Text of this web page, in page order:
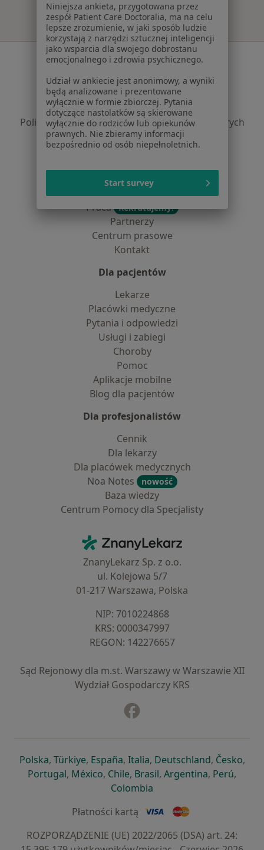
Serwis
Regulamin
Polityka prywatności pacjentów
Polityka prywatności profesjonalistów
Polityka prywatności dla profesjonalistów, których
dane pozyskaliśmy samodzielnie
Polityka cookies
Dostępność
O nas
Praca Rekrutujemy!
Partnerzy
Centrum prasowe
Kontakt
Dla pacjentów
Lekarze
Placówki medyczne
Pytania i odpowiedzi
Usługi i zabiegi
Choroby
Pomoc
Aplikacje mobilne
Blog dla pacjentów
Dla profesjonalistów
Cennik
Dla lekarzy
Dla placówek medycznych
Noa Notes
nowość
Baza wiedzy
Centrum Pomocy dla Specjalisty
ZnanyLekarz - Strona główna
ZnanyLekarz Sp. z o.o.
ul. Kolejowa 5/7
01-217 Warszawa, Polska
NIP: ⁠7010224868
KRS: ⁠0000347997
REGON: ⁠142276657
Sąd Rejonowy dla m.st. Warszawy w Warszawie XII
Wydział Gospodarczy KRS
Polskaotwiera się w nowej karcie
, Türkiyeotwiera się w nowej karcie
, Españaotwiera się w nowej karcie
, Italiaotwiera się w nowej
, Deutschlandotwiera się
, Česko,
Portugalotwiera się w nowej karcie
, Méxicootwiera się w nowej karcie
, Chileotwiera się w nowej karcie
, Brasilotwiera się w nowej
, Argentinaotwiera się
, Perú,
Colombia
Płatności kartą
ROZPORZĄDZENIE (UE) 2022/2065 (DSA) art. 24:
Niniejsza ankieta, przygotowana przez
zespół Patient Care Doctoralia, ma na celu
lepsze zrozumienie, w jaki sposób ludzie
korzystają z narzędzi sztucznej inteligencji
jako wsparcia dla swojego dobrostanu
emocjonalnego i zdrowia psychicznego.
Udział w ankiecie jest anonimowy, a wyniki
będą analizowane i prezentowane
wyłącznie w formie zbiorczej. Pytania
dotyczące nastolatków są skierowane
wyłącznie do rodziców lub opiekunów
prawnych. Nie zbieramy informacji
bezpośrednio od osób niepełnoletnich.
Start survey